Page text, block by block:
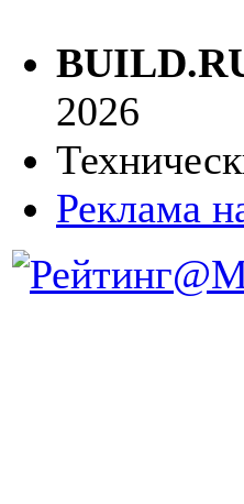
2026
Реклама